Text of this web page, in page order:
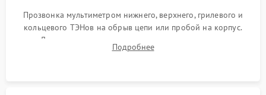
Прозвонка мультиметром нижнего, верхнего, грилевого и
кольцевого ТЭНов на обрыв цепи или пробой на корпус.
Диагностика термостата, датчиков температуры,
переключателя режимов и мотора конвекции.
Подробнее